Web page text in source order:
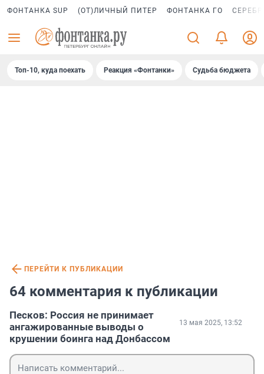
ФОНТАНКА SUP (ОТ)ЛИЧНЫЙ ПИТЕР ФОНТАНКА ГО
Топ-10, куда поехать Реакция «Фонтанки» Судьба бюджета
ПЕРЕЙТИ К ПУБЛИКАЦИИ
64 комментария к публикации
Песков: Россия не принимает
ангажированные выводы о
крушении боинга над Донбассом
13 мая 2025, 13:52